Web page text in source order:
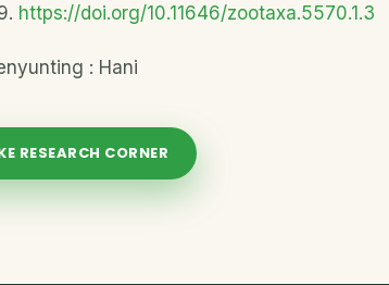
https://doi.org/10.11646/zootaxa.5570.1.3
: Hani
RESEARCH CORNER